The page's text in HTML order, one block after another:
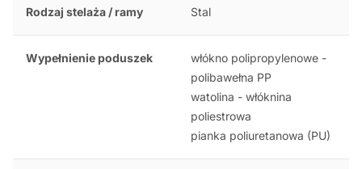
Rodzaj stelaża / ramy Stal
Wypełnienie poduszek
włókno polipropylenowe -
polibawełna PP
watolina - włóknina
poliestrowa
pianka poliuretanowa (PU)